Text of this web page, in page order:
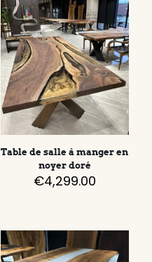
Table de salle à manger en
noyer doré
€4,299.00